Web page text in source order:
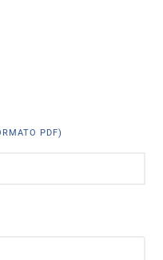
PDF)